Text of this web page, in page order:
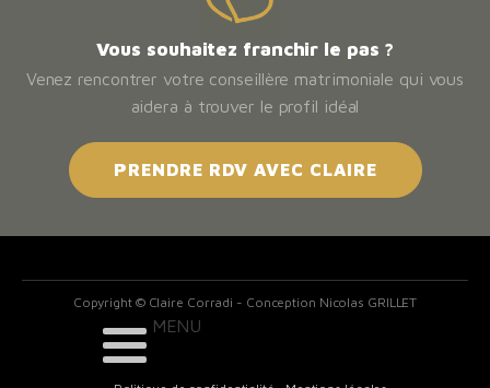
Vous souhaitez franchir le pas ?
Venez rencontrer votre conseillère matrimoniale qui vous
aidera à trouver le profil idéal
PRENDRE RDV AVEC CLAIRE
Copyright © Claire Corradi - Conception Nicolas GRILLET